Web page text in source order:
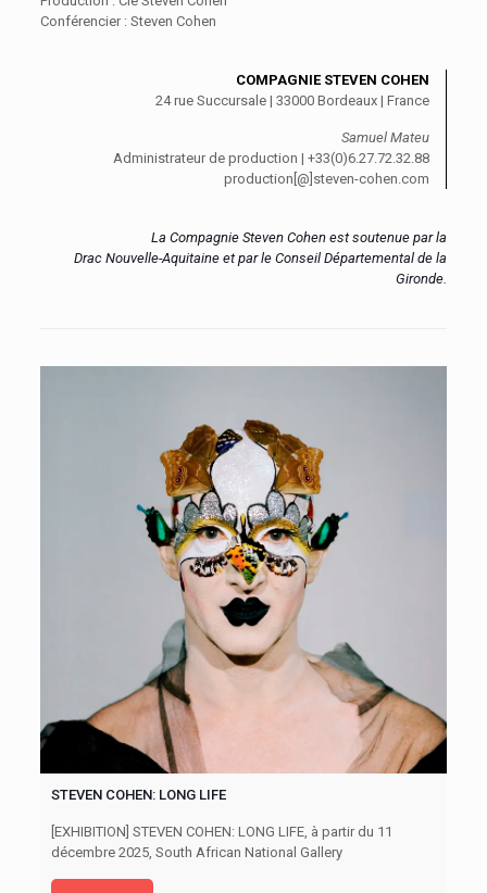
Conférencier : Steven Cohen
COMPAGNIE STEVEN COHEN
24 rue Succursale | 33000 Bordeaux | France
Samuel Mateu
Administrateur de production | +33(0)6.27.72.32.88
production[@]steven-cohen.com
La Compagnie Steven Cohen est soutenue par la
Drac Nouvelle-Aquitaine et par le Conseil Départemental de la
Gironde.
STEVEN COHEN: LONG LIFE
[EXHIBITION] STEVEN COHEN: LONG LIFE, à partir du 11
décembre 2025, South African National Gallery